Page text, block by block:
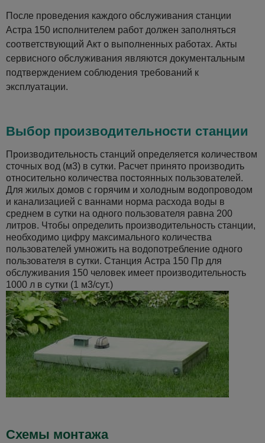
После проведения каждого обслуживания станции
Астра 150 исполнителем работ должен заполняться
соответствующий Акт о выполненных работах. Акты
сервисного обслуживания являются документальным
подтверждением соблюдения требований к
эксплуатации.
Выбор производительности станции
Производительность станций определяется количеством
сточных вод (м3) в сутки. Расчет принято производить
относительно количества постоянных пользователей.
Для жилых домов с горячим и холодным водопроводом
и канализацией с ваннами норма расхода воды в
среднем в сутки на одного пользователя равна 200
литров. Чтобы определить производительность станции,
необходимо цифру максимального количества
пользователей умножить на водопотребление одного
пользователя в сутки. Станция Астра 150 Пр для
обслуживания 150 человек имеет производительность
1000 л в сутки (1 м3/сут.)
Схемы монтажа